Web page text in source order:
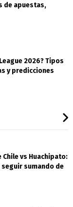
de apuestas,
2026? Tipos
y predicciones
vs Huachipato:
sumando de